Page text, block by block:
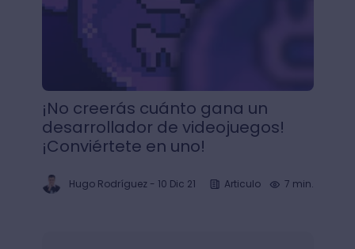
¡No creerás cuánto gana un
desarrollador de videojuegos!
¡Conviértete en uno!
Hugo Rodríguez- 10 Dic 21 Articulo 7 min.